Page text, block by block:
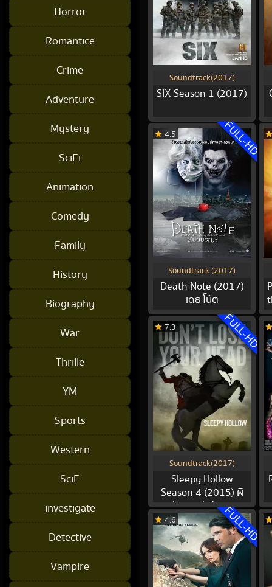
Horror
Romantice
Crime
Adventure
Mystery
SciFi
Animation
Comedy
Family
History
Biography
War
Thrille
YM
Sports
Western
SciF
investigate
Detective
Vampire
Soundtrack(2017)
SIX Season 1 (2017)
4.5 FULL-HD
Soundtrack (2017)
Death Note (2017)
เดธ โน้ต
7.3 FULL-HD
Soundtrack(2017)
Sleepy Hollow
Season 4 (2015) ผี
หัวขาดล่าหัวคน
4.6 FULL-HD